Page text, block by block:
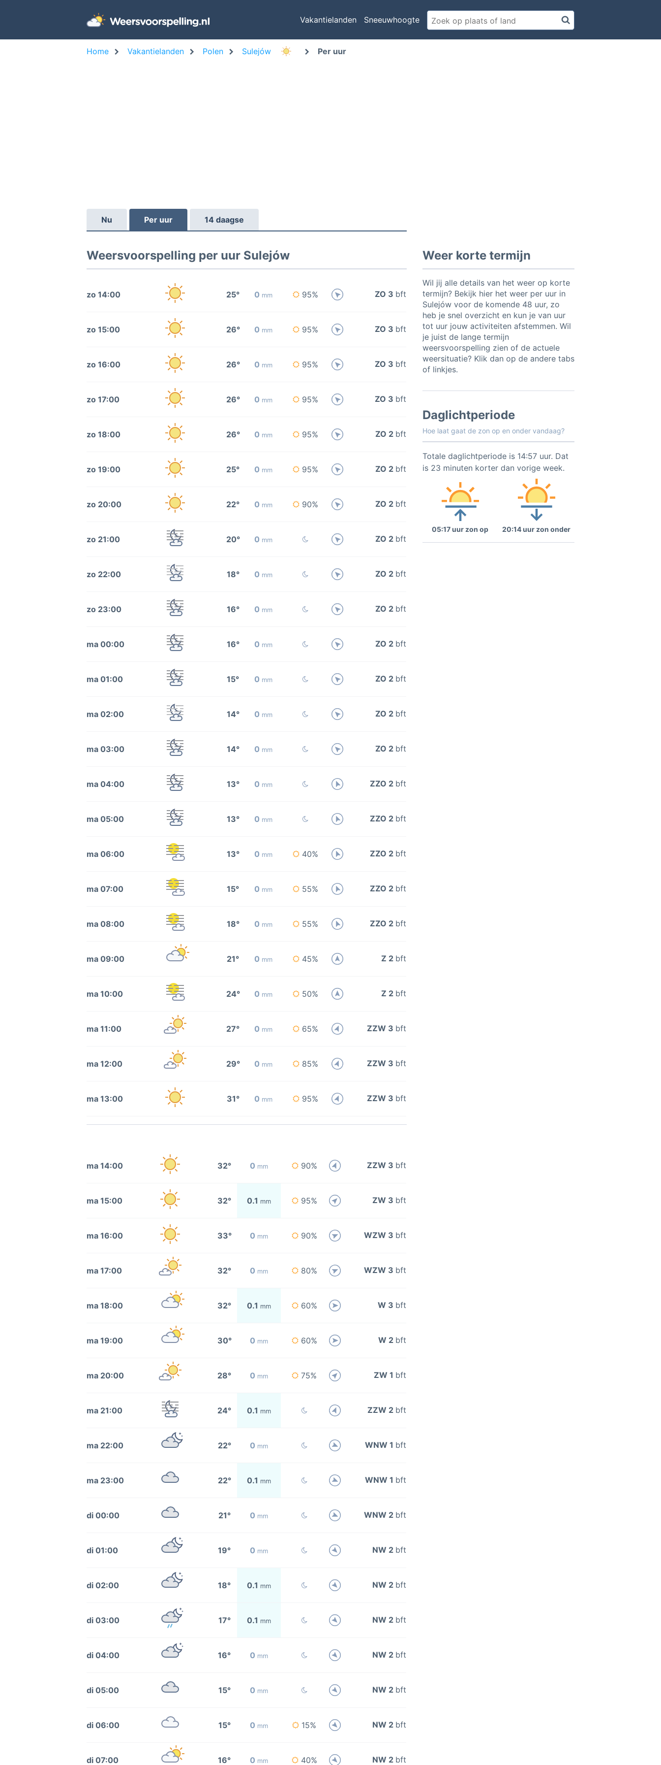
Vakantielanden Sneeuwhoogte
Home Vakantielanden Polen Sulejów Per uur
Nu Per uur 14 daagse
Weersvoorspelling per uur Sulejów
zo 14:00 25° 0 mm 95% ZO 3 bft
zo 15:00 26° 0 mm 95% ZO 3 bft
zo 16:00 26° 0 mm 95% ZO 3 bft
zo 17:00 26° 0 mm 95% ZO 3 bft
zo 18:00 26° 0 mm 95% ZO 2 bft
zo 19:00 25° 0 mm 95% ZO 2 bft
zo 20:00 22° 0 mm 90% ZO 2 bft
zo 21:00 20° 0 mm ZO 2 bft
zo 22:00 18° 0 mm ZO 2 bft
zo 23:00 16° 0 mm ZO 2 bft
ma 00:00 16° 0 mm ZO 2 bft
ma 01:00 15° 0 mm ZO 2 bft
ma 02:00 14° 0 mm ZO 2 bft
ma 03:00 14° 0 mm ZO 2 bft
ma 04:00 13° 0 mm ZZO 2 bft
ma 05:00 13° 0 mm ZZO 2 bft
ma 06:00 13° 0 mm 40% ZZO 2 bft
ma 07:00 15° 0 mm 55% ZZO 2 bft
ma 08:00 18° 0 mm 55% ZZO 2 bft
ma 09:00 21° 0 mm 45% Z 2 bft
ma 10:00 24° 0 mm 50% Z 2 bft
ma 11:00 27° 0 mm 65% ZZW 3 bft
ma 12:00 29° 0 mm 85% ZZW 3 bft
ma 13:00 31° 0 mm 95% ZZW 3 bft
ma 14:00 32° 0 mm 90% ZZW 3 bft
ma 15:00 32° 0.1 mm 95% ZW 3 bft
ma 16:00 33° 0 mm 90% WZW 3 bft
ma 17:00 32° 0 mm 80% WZW 3 bft
ma 18:00 32° 0.1 mm 60% W 3 bft
ma 19:00 30° 0 mm 60% W 2 bft
ma 20:00 28° 0 mm 75% ZW 1 bft
ma 21:00 24° 0.1 mm ZZW 2 bft
ma 22:00 22° 0 mm WNW 1 bft
ma 23:00 22° 0.1 mm WNW 1 bft
di 00:00 21° 0 mm WNW 2 bft
di 01:00 19° 0 mm NW 2 bft
di 02:00 18° 0.1 mm NW 2 bft
di 03:00 17° 0.1 mm NW 2 bft
di 04:00 16° 0 mm NW 2 bft
di 05:00 15° 0 mm NW 2 bft
di 06:00 15° 0 mm 15% NW 2 bft
di 07:00 16° 0 mm 40% NW 2 bft
Weer korte termijn
Wil jij alle details van het weer op korte
termijn? Bekijk hier het weer per uur in
Sulejów voor de komende 48 uur, zo
heb je snel overzicht en kun je van uur
tot uur jouw activiteiten afstemmen. Wil
je juist de lange termijn
weersvoorspelling zien of de actuele
weersituatie? Klik dan op de andere tabs
of linkjes.
Daglichtperiode
Hoe laat gaat de zon op en onder vandaag?
Totale daglichtperiode is 14:57 uur. Dat
is 23 minuten korter dan vorige week.
05:17 uur zon op 20:14 uur zon onder